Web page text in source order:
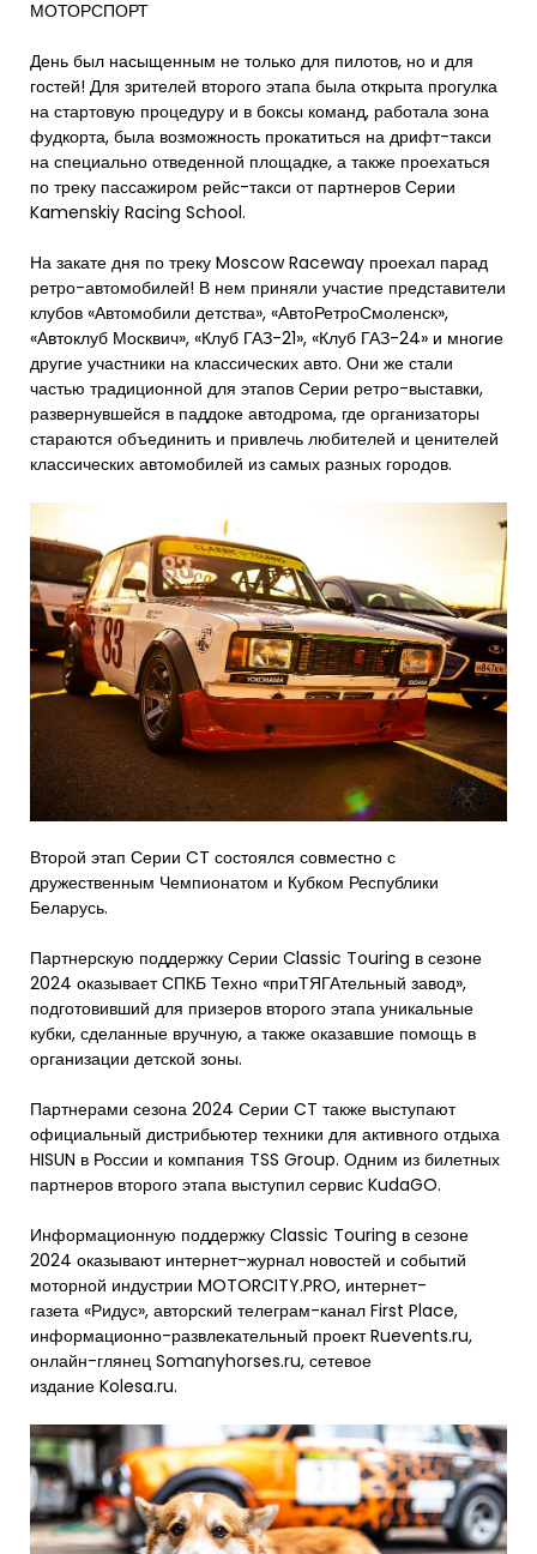
МОТОРСПОРТ
День был насыщенным не только для пилотов, но и для
гостей! Для зрителей второго этапа была открыта прогулка
на стартовую процедуру и в боксы команд, работала зона
фудкорта, была возможность прокатиться на дрифт-такси
на специально отведенной площадке, а также проехаться
по треку пассажиром рейс-такси от партнеров Серии
Kamenskiy Racing School.
На закате дня по треку Moscow Raceway проехал парад
ретро-автомобилей! В нем приняли участие представители
клубов «Автомобили детства», «АвтоРетроСмоленск»,
«Автоклуб Москвич», «Клуб ГАЗ-21», «Клуб ГАЗ-24» и многие
другие участники на классических авто. Они же стали
частью традиционной для этапов Серии ретро-выставки,
развернувшейся в паддоке автодрома, где организаторы
стараются объединить и привлечь любителей и ценителей
классических автомобилей из самых разных городов.
Второй этап Серии CT состоялся совместно с
дружественным Чемпионатом и Кубком Республики
Беларусь.
Партнерскую поддержку Серии Classic Touring в сезоне
2024 оказывает СПКБ Техно «приТЯГАтельный завод»,
подготовивший для призеров второго этапа уникальные
кубки, сделанные вручную, а также оказавшие помощь в
организации детской зоны.
Партнерами сезона 2024 Серии CT также выступают
официальный дистрибьютер техники для активного отдыха
HISUN в России и компания TSS Group. Одним из билетных
партнеров второго этапа выступил сервис KudaGO.
Информационную поддержку Classic Touring в сезоне
2024 оказывают интернет-журнал новостей и событий
моторной индустрии MOTORCITY.PRO, интернет-
газета «Ридус», авторский телеграм-канал First Place,
информационно-развлекательный проект Ruevents.ru,
онлайн-глянец Somanyhorses.ru, сетевое
издание Kolesa.ru.